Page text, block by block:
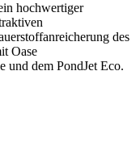
hochwertiger
des
Oase
und dem PondJet Eco.